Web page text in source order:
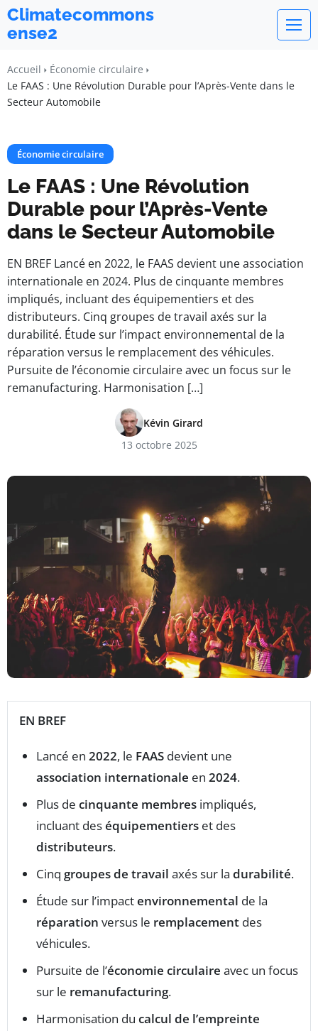
Climatecommons
ense2
Accueil
Économie circulaire
Le FAAS : Une Révolution Durable pour l’Après-Vente dans le
Secteur Automobile
Économie circulaire
Le FAAS : Une Révolution
Durable pour l’Après-Vente
dans le Secteur Automobile
EN BREF Lancé en 2022, le FAAS devient une association
internationale en 2024. Plus de cinquante membres
impliqués, incluant des équipementiers et des
distributeurs. Cinq groupes de travail axés sur la
durabilité. Étude sur l’impact environnemental de la
réparation versus le remplacement des véhicules.
Pursuite de l’économie circulaire avec un focus sur le
remanufacturing. Harmonisation […]
Kévin Girard
13 octobre 2025
EN BREF
Lancé en 2022, le FAAS devient une
association internationale en 2024.
Plus de cinquante membres impliqués,
incluant deséquipementiers et des
distributeurs.
Cinq groupes de travail axés sur la durabilité.
Étude sur l’impactenvironnemental de la
réparation versus le remplacement des
véhicules.
Pursuite de l’économie circulaire avec un focus
sur le remanufacturing.
Harmonisation du calcul de l’empreinte